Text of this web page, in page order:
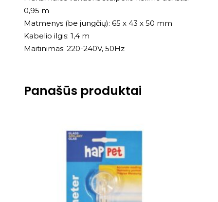
0,95 m
Matmenys (be jungčių): 65 x 43 x 50 mm
Kabelio ilgis: 1,4 m
Maitinimas: 220-240V, 50Hz
Panašūs produktai